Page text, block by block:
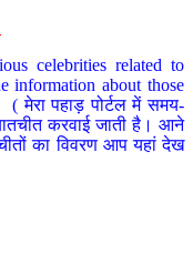
celebrities related to
information about those
( मेरा पहाड़ पोर्टल में समय-
करवाई जाती है। आने
का विवरण आप यहां देख